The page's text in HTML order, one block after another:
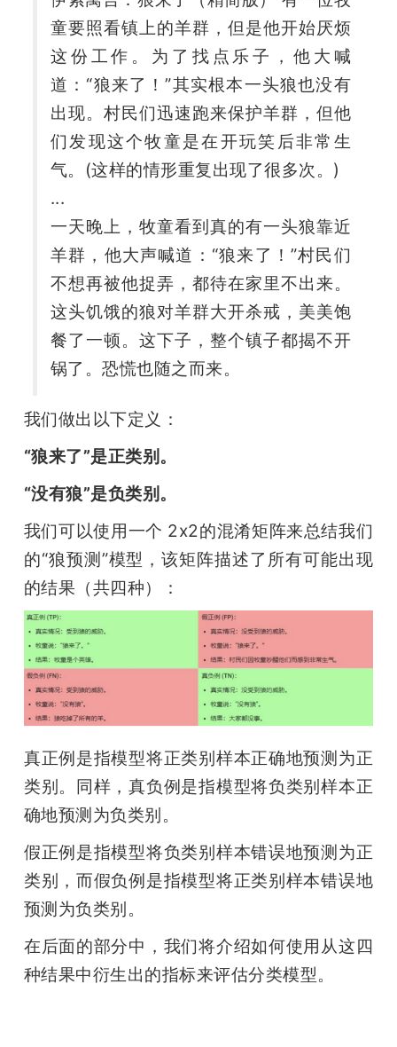
童要照看镇上的羊群，但是他开始厌烦
这份工作。为了找点乐子，他大喊
道：“狼来了！”其实根本一头狼也没有
出现。村民们迅速跑来保护羊群，但他
们发现这个牧童是在开玩笑后非常生
气。(这样的情形重复出现了很多次。)
...
一天晚上，牧童看到真的有一头狼靠近
羊群，他大声喊道：“狼来了！”村民们
不想再被他捉弄，都待在家里不出来。
这头饥饿的狼对羊群大开杀戒，美美饱
餐了一顿。这下子，整个镇子都揭不开
锅了。恐慌也随之而来。
我们做出以下定义：
“狼来了”是正类别。
“没有狼”是负类别。
我们可以使用一个 2x2的混淆矩阵来总结我们
的“狼预测”模型，该矩阵描述了所有可能出现
的结果（共四种）：
真正例是指模型将正类别样本正确地预测为正
类别。同样，真负例是指模型将负类别样本正
确地预测为负类别。
假正例是指模型将负类别样本错误地预测为正
类别，而假负例是指模型将正类别样本错误地
预测为负类别。
在后面的部分中，我们将介绍如何使用从这四
种结果中衍生出的指标来评估分类模型。